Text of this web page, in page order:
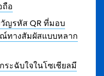
อ
ญรหัส QR ที่มอบ
ทางสัมผัสแบบหลาก
ระฉับใจในโซเชียลมี